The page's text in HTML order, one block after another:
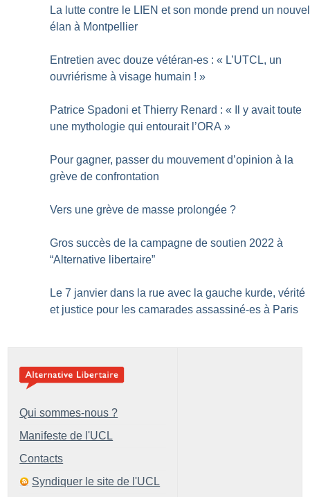
La lutte contre le LIEN et son monde prend un nouvel
élan à Montpellier
Entretien avec douze vétéran-es : « L’UTCL, un
ouvriérisme à visage humain ! »
Patrice Spadoni et Thierry Renard : «
Il y avait toute
une mythologie qui entourait l’ORA »
Pour gagner, passer du mouvement d’opinion à la
grève de confrontation
Vers une grève de masse prolongée ?
Gros succès de la campagne de soutien 2022 à
“Alternative libertaire”
Le 7 janvier dans la rue avec la gauche kurde, vérité
et justice pour les camarades assassiné-es à Paris
Qui sommes-nous ?
Manifeste de l'UCL
Contacts
Syndiquer le site de l'UCL